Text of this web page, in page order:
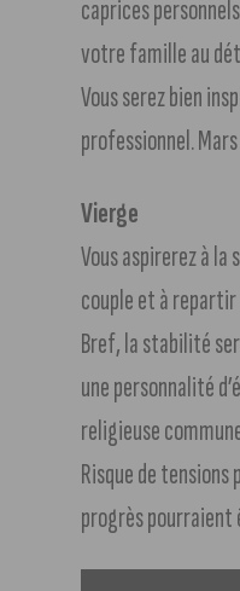
caprices
votre famille au
Vous serez bien
professionnel.
Vierge
Vous aspirerez à la
couple et à repartir
Bref, la stabilité
une personnalité
religieuse
Risque de
progrès